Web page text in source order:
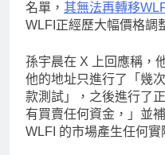
名單， 其無法再轉移
WLFI正經歷大幅價格調
孫宇晨在 X 上回應稱，
他的地址只進行了「幾
款測試」，之後進行了
有買賣任何資金，」並
WLFI 的市場產生任何實